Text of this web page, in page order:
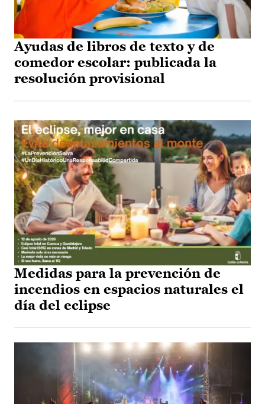
Ayudas de libros de texto y de
comedor escolar: publicada la
resolución provisional
Medidas para la prevención de
incendios en espacios naturales el
día del eclipse